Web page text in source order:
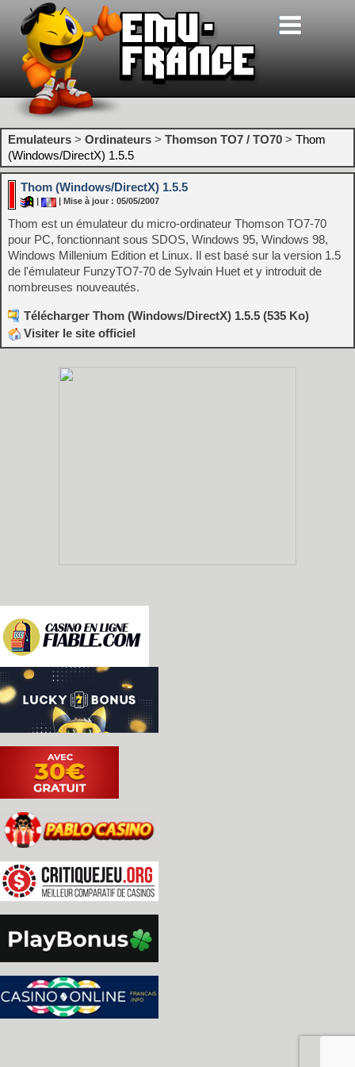
Emulateurs > Ordinateurs > Thomson TO7 / TO70 > Thom
(Windows/DirectX) 1.5.5
Thom (Windows/DirectX) 1.5.5
| Mise à jour : 05/05/2007
Thom est un émulateur du micro-ordinateur Thomson TO7-70
pour PC, fonctionnant sous SDOS, Windows 95, Windows 98,
Windows Millenium Edition et Linux. Il est basé sur la version 1.5
de l'émulateur FunzyTO7-70 de Sylvain Huet et y introduit de
nombreuses nouveautés.
Télécharger Thom (Windows/DirectX) 1.5.5 (535 Ko)
Visiter le site officiel